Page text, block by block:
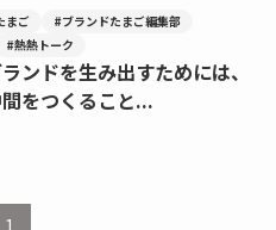
まご
#ブランドたまご編集部
#熱熱トーク
ランドを生み出すためには、
をつくること...